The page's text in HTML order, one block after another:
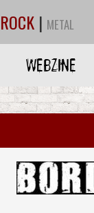
ROCK | METAL
WEBZINE